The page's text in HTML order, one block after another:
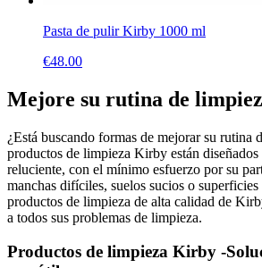
Pasta de pulir Kirby 1000 ml
€48.00
Mejore su rutina de
¿Está buscando formas de mejorar su rutina
productos de limpieza Kirby están diseñados
reluciente, con el mínimo esfuerzo por su
manchas difíciles, suelos sucios o
productos de limpieza de alta calidad de
a todos sus problemas de limpieza.
Productos de limpieza Kirby -